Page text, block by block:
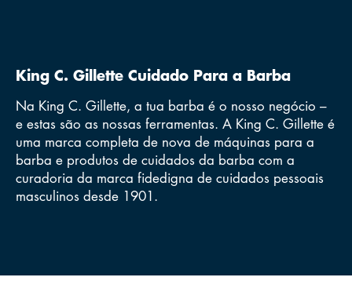
King C. Gillette Cuidado Para a Barba
Na King C. Gillette, a tua barba é o nosso negócio –
e estas são as nossas ferramentas. A King C. Gillette é
uma marca completa de nova de máquinas para a
barba e produtos de cuidados da barba com a
curadoria da marca fidedigna de cuidados pessoais
masculinos desde 1901.